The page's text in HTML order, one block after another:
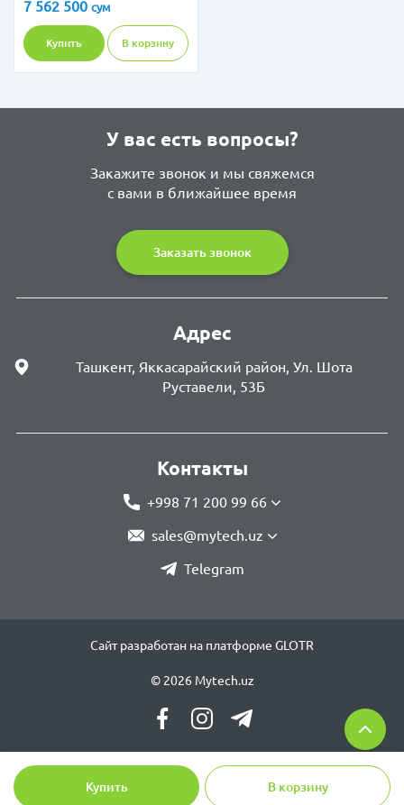
Купить В корзину
7 562 500 сум
Купить В корзину
У вас есть вопросы?
Закажите звонок и мы свяжемся
с вами в ближайшее время
Заказать звонок
Адрес
Ташкент, Яккасарайский район, Ул. Шота
Руставели, 53Б
Контакты
+998 71 200 99 66
sales@mytech.uz
Telegram
Сайт разработан на платформе GLOTR
© 2026 Mytech.uz